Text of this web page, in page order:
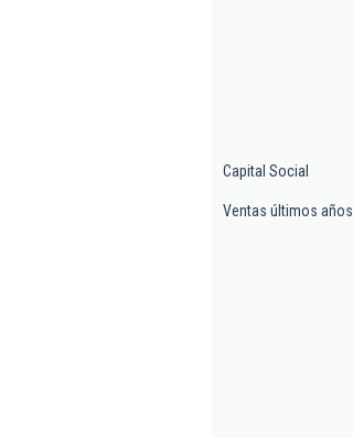
Capital Social
Ventas últimos años